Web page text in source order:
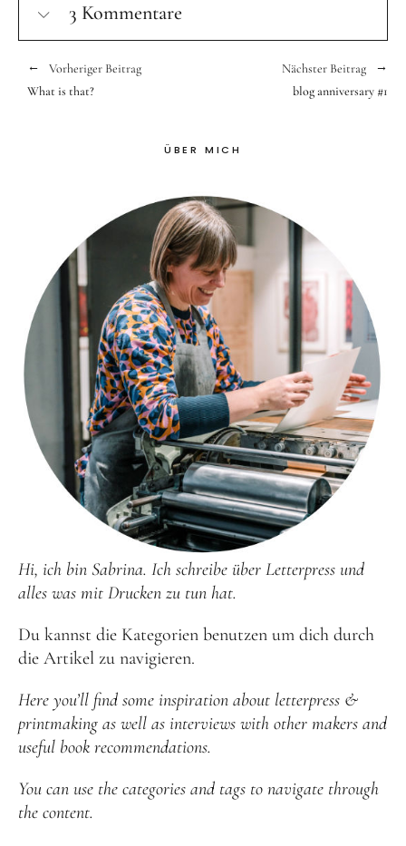
3 Kommentare
Vorheriger Beitrag
What is that?
Nächster Beitrag
blog anniversary #1
ÜBER MICH
Hi, ich bin Sabrina. Ich schreibe über Letterpress und
alles was mit Drucken zu tun hat.
Du kannst die Kategorien benutzen um dich durch
die Artikel zu navigieren.
Here you’ll find some inspiration about letterpress &
printmaking as well as interviews with other makers and
useful book recommendations.
You can use the categories and tags to navigate through
the content.